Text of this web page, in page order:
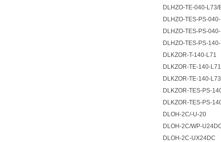
DLHZO-TE-040-L73/
DLHZO-TES-PS-
DLHZO-TES-PS-
DLHZO-TES-PS-
DLKZOR-T-140-L71
DLKZOR-TE-140-L71
DLKZOR-TE-140-
DLKZOR-TES-PS-
DLKZOR-TES-PS-
DLOH-2C/-U-20
DLOH-2C/WP-
DLOH-2C-UX24DC